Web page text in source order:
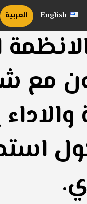
English العربية
مع